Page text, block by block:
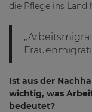
die Pflege ins Land
Ist aus der
wichtig, was
bedeutet?